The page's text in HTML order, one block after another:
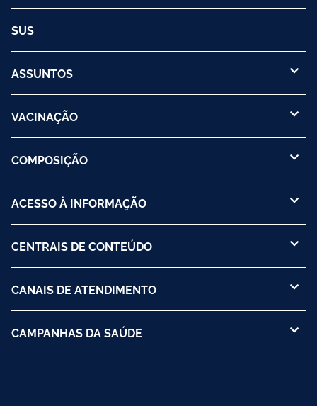
SUS
ASSUNTOS
VACINAÇÃO
COMPOSIÇÃO
ACESSO À INFORMAÇÃO
CENTRAIS DE CONTEÚDO
CANAIS DE ATENDIMENTO
CAMPANHAS DA SAÚDE